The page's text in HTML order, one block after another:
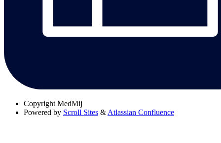
Copyright MedMij
Powered by Scroll Sites & Atlassian Confluence